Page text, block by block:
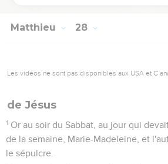
Matthieu 28
Les vidéos ne sont pas disponibles aux USA et C
de Jésus
1 Or au soir du Sabbat, au jour qui
de la semaine, Marie-Madeleine, et
le sépulcre.